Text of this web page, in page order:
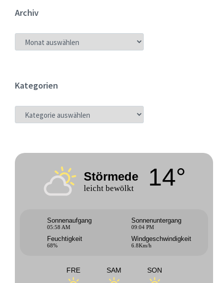
Archiv
ARCHIV
Kategorien
KATEGORIEN
Störmede
leicht bewölkt 14°
Sonnenaufgang
05:58 AM
Sonnenuntergang
09:04 PM
Feuchtigkeit
68%
Windgeschwindigkeit
6.8Km/h
FRE SAM SON